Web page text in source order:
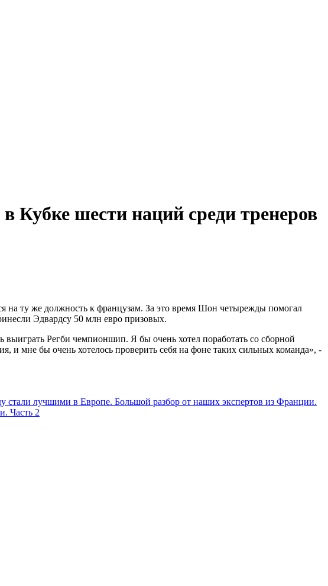
Кубке шести наций среди тренеров
на ту же должность к французам. За это время Шон четырежды помогал
Эдвардсу 50 млн евро призовых.
выиграть Регби чемпионшип. Я бы очень хотел поработать со сборной
мне бы очень хотелось проверить себя на фоне таких сильных команда», -
стали лучшими в Европе. Большой разбор от наших экспертов из Франции.
Часть 2